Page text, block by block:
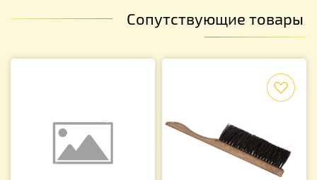
Сопутствующие товары